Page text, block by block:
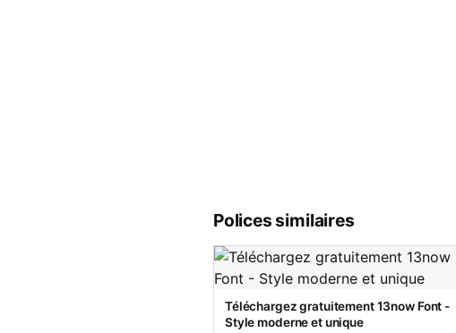
Polices similaires
Téléchargez gratuitement 13now Font -
Style moderne et unique